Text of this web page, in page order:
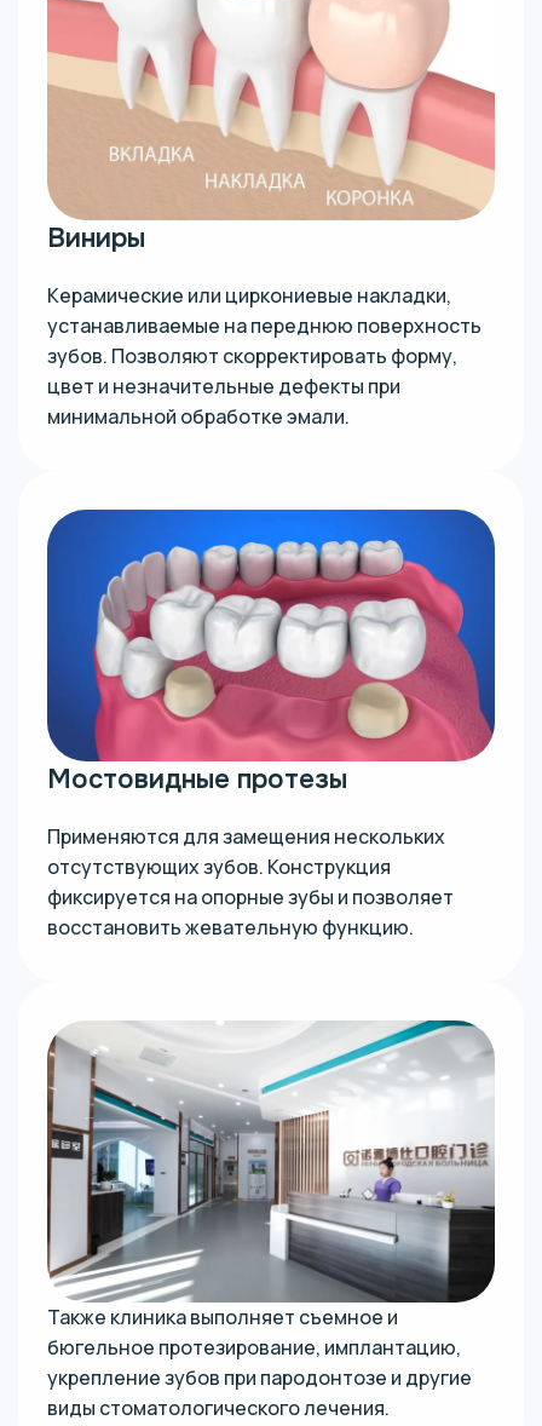
Виниры
Керамические или циркониевые накладки,
устанавливаемые на переднюю поверхность
зубов. Позволяют скорректировать форму,
цвет и незначительные дефекты при
минимальной обработке эмали.
Мостовидные протезы
Применяются для замещения нескольких
отсутствующих зубов. Конструкция
фиксируется на опорные зубы и позволяет
восстановить жевательную функцию.
Также клиника выполняет съемное и
бюгельное протезирование, имплантацию,
укрепление зубов при пародонтозе и другие
виды стоматологического лечения.